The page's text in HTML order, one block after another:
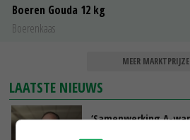
Boeren Gouda 12 kg
Boerenkaas
MEER
LAATSTE NIEUWS
‘Samenwerking A-